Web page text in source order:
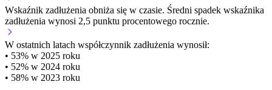
Wskaźnik zadłużenia obniża się w czasie. Średni spadek wskaźnika
zadłużenia wynosi 2,5 punktu procentowego rocznie.
W ostatnich latach współczynnik zadłużenia wynosił:
• 53% w 2025 roku
• 52% w 2024 roku
• 58% w 2023 roku